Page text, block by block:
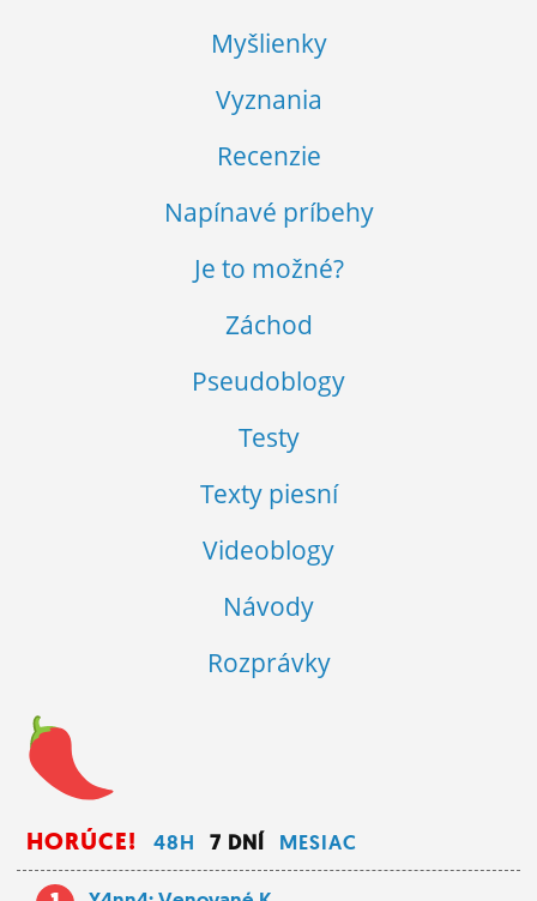
Myšlienky
Vyznania
Recenzie
Napínavé príbehy
Je to možné?
Záchod
Pseudoblogy
Testy
Texty piesní
Videoblogy
Návody
Rozprávky
HORÚCE! 48H 7 DNÍ MESIAC